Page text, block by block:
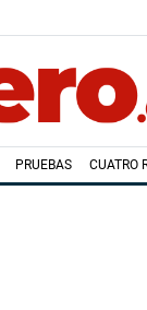
PRUEBAS CUATRO